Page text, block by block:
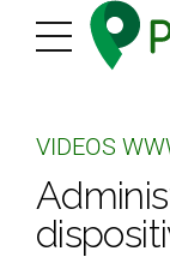
VIDEOS